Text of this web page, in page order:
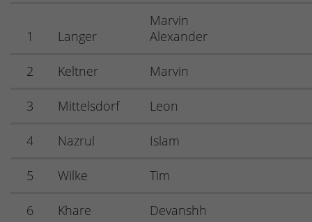
1 Langer
Marvin
Alexander
2 Keltner Marvin
3 Mittelsdorf Leon
4 Nazrul Islam
5 Wilke Tim
6 Khare Devanshh